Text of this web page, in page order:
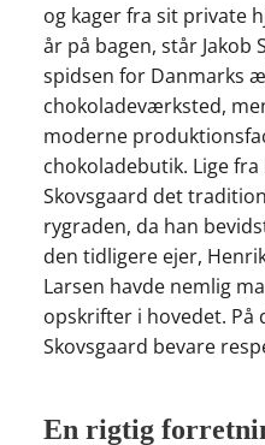
og kager fra sit private
år på bagen, står Jakob
spidsen for Danmarks
chokoladeværksted,
moderne
chokoladebutik. Lige fra
Skovsgaard det
rygraden, da han
den tidligere ejer,
Larsen havde nemlig
opskrifter i hovedet. På
Skovsgaard bevare
En rigtig